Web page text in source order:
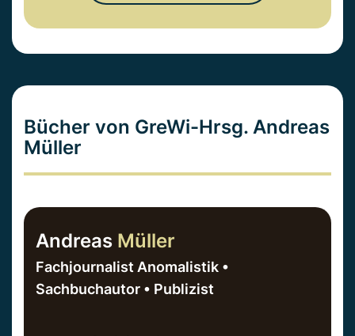
Bücher von GreWi-Hrsg. Andreas
Müller
Andreas Müller
Fachjournalist Anomalistik •
Sachbuchautor • Publizist